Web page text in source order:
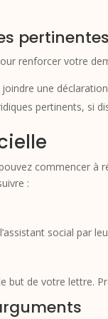
pertinentes
renforcer votre
joindre une
pertinents, si
commencer à
:
social par
but de votre lettre.